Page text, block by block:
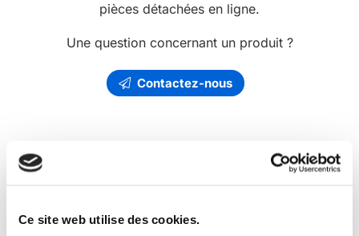
Ce site web utilise des cookies.
pièces détachées en ligne.
Une question concernant un produit ?
Contactez-nous
Les Dirt Bike France